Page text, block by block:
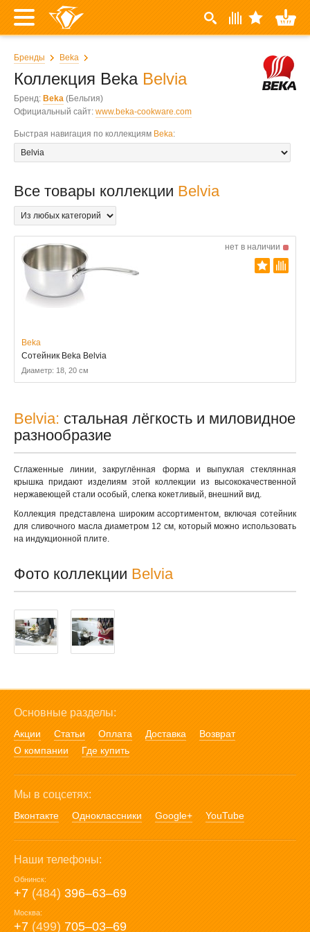
Бренды Beka
Коллекция Beka Belvia
Бренд: Beka (Бельгия)
Официальный сайт: www.beka-cookware.com
Быстрая навигация по коллекциям Beka:
Все товары коллекции Belvia
нет в наличии
Beka
Сотейник Beka Belvia
Диаметр: 18, 20 см
Belvia: стальная лёгкость и миловидное
разнообразие
Сглаженные линии, закруглённая форма и выпуклая стеклянная
крышка придают изделиям этой коллекции из высококачественной
нержавеющей стали особый, слегка кокетливый, внешний вид.
Коллекция представлена широким ассортиментом, включая сотейник
для сливочного масла диаметром 12 см, который можно использовать
на индукционной плите.
Фото коллекции Belvia
Основные разделы:
Акции Статьи Оплата Доставка
Возврат
О компании
Где купить
Мы в соцсетях:
Вконтакте Одноклассники Google+ YouTube
Наши телефоны:
Обнинск:
+7 (484) 396‒63‒69
Москва:
+7 (499) 705‒03‒69